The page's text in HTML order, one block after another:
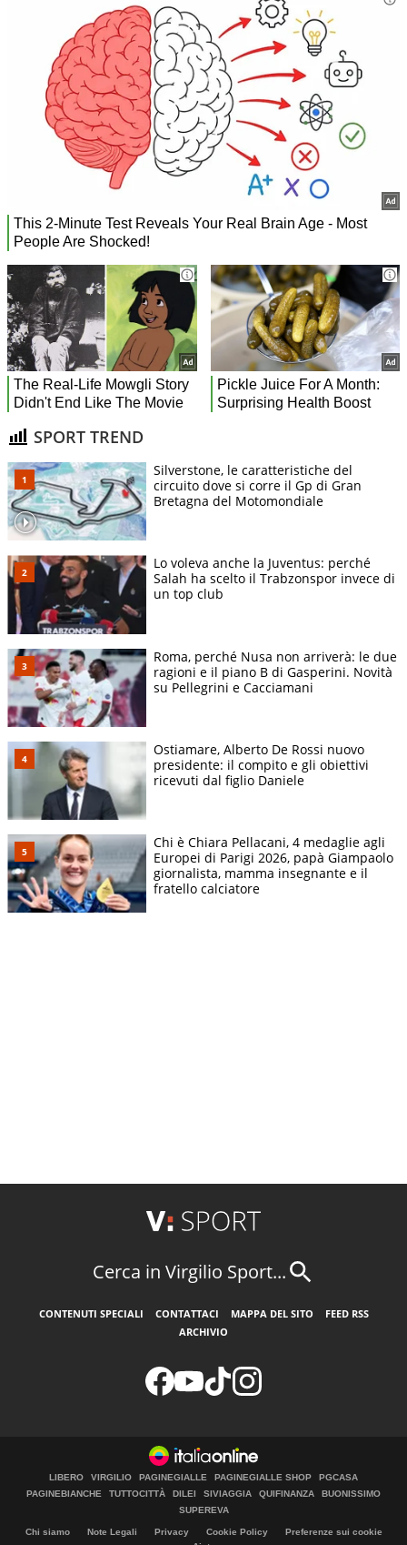
SPORT TREND
Silverstone, le caratteristiche del
circuito dove si corre il Gp di Gran
Bretagna del Motomondiale
Lo voleva anche la Juventus: perché
Salah ha scelto il Trabzonspor invece di
un top club
Roma, perché Nusa non arriverà: le due
ragioni e il piano B di Gasperini. Novità
su Pellegrini e Cacciamani
Ostiamare, Alberto De Rossi nuovo
presidente: il compito e gli obiettivi
ricevuti dal figlio Daniele
Chi è Chiara Pellacani, 4 medaglie agli
Europei di Parigi 2026, papà Giampaolo
giornalista, mamma insegnante e il
fratello calciatore
Cerca in Virgilio Sport...
CONTENUTI SPECIALI CONTATTACI MAPPA DEL SITO
FEED RSS
ARCHIVIO
LIBERO VIRGILIO PAGINEGIALLE PAGINEGIALLE SHOP
PGCASA
PAGINEBIANCHE
TUTTOCITTÀ DILEI SIVIAGGIA QUIFINANZA
BUONISSIMO
SUPEREVA
Chi siamo Note Legali Privacy Cookie Policy
Preferenze sui cookie